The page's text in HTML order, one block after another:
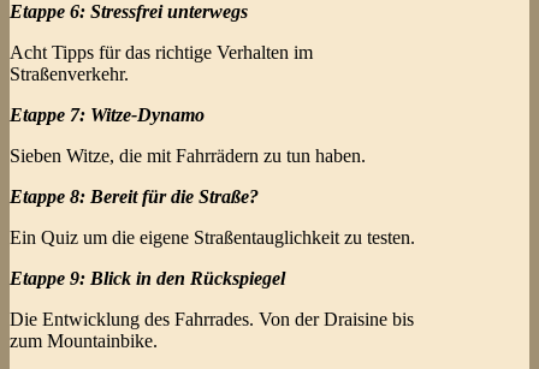
Etappe 6: Stressfrei unterwegs
Acht Tipps für das richtige Verhalten im
Straßenverkehr.
Etappe 7: Witze-Dynamo
Sieben Witze, die mit Fahrrädern zu tun haben.
Etappe 8: Bereit für die Straße?
Ein Quiz um die eigene Straßentauglichkeit zu testen.
Etappe 9: Blick in den Rückspiegel
Die Entwicklung des Fahrrades. Von der Draisine bis
zum Mountainbike.